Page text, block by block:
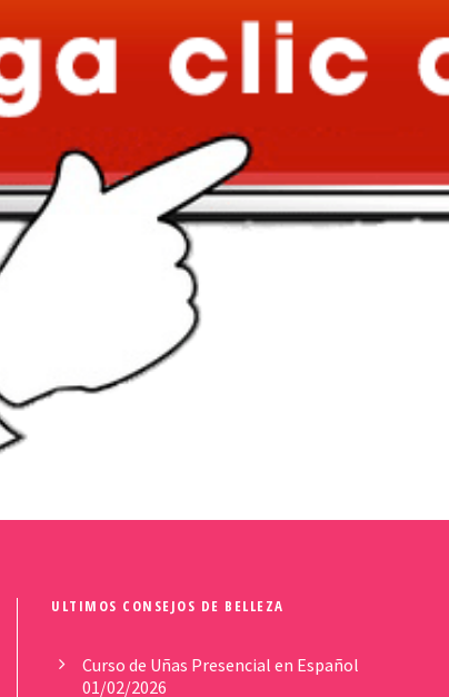
ULTIMOS CONSEJOS DE BELLEZA
Curso de Uñas Presencial en Español
01/02/2026